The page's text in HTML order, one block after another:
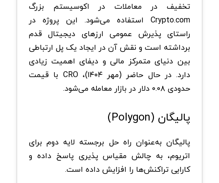
تخفیف در معاملات در اکوسیستم بزرگ
Crypto.com استفاده می‌شود. این پروژه در
راستای پذیرش عمومی ارزهای دیجیتال قدم
برداشته است و نقش آن در ایجاد یک پل ارتباطی
بین دنیای متمرکز مالی و دیفای اهمیت زیادی
دارد. در حال حاضر (مهر ۱۴۰۴)، CRO با قیمت
حدودی ۰.۰۸ دلار در بازار معامله می‌شود.
پالیگان (Polygon)
پالیگان به‌عنوان راه‌ حل برجسته لایه دوم برای
اتریوم، به چالش مقیاس پذیری پاسخ داده و
کارایی تراکنش‌ها را افزایش داده است.